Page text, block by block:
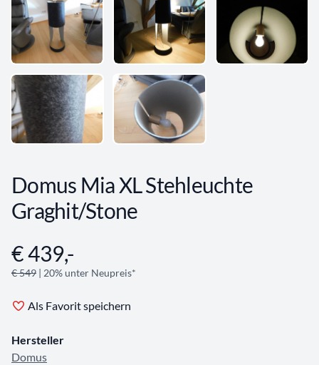
Domus Mia XL Stehleuchte
Graghit/Stone
Angebotsinformationen
€ 439,-
€ 549 | 20% unter Neupreis*
Als Favorit speichern
Hersteller
Domus